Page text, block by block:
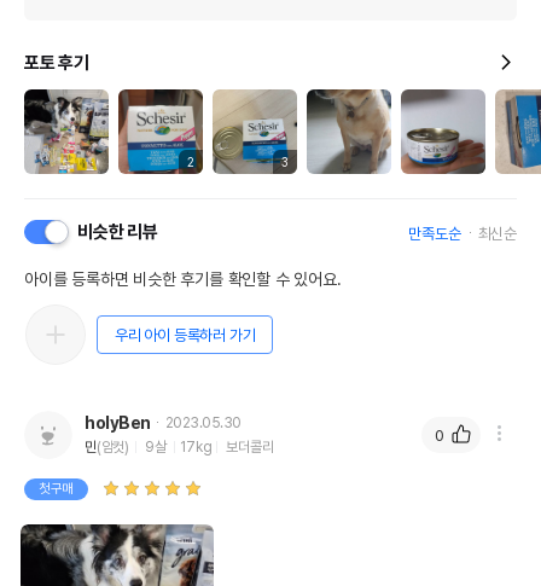
포토 후기
2 3
비슷한 리뷰 만족도순 최신순
아이를 등록하면 비슷한 후기를 확인할 수 있어요.
우리 아이 등록하러 가기
holyBen
2023.05.30
민(암컷) 9살 17kg 보더콜리
첫구매
0